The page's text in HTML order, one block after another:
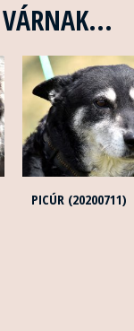
PICÚR (20200711)